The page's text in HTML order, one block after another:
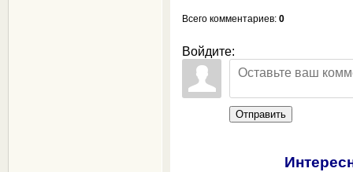
Всего комментариев: 0
Войдите:
Отправить